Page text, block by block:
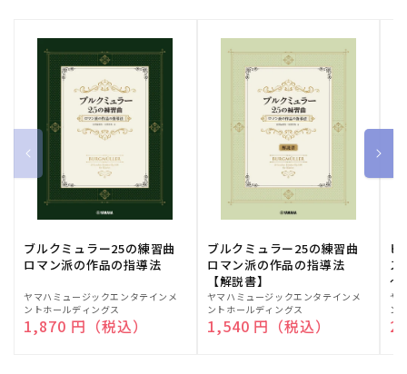
ブルクミュラー25の練習曲
ロマン派の作品の指導法
販
売
元:
ヤマハミュージックエンタテインメ
ントホールディングス
通常価格
1,870 円（税込）
ブルクミュラー25の練習曲
ロマン派の作品の指導法
【解説書】
販
売
元:
ヤマハミュージックエンタテインメ
ントホールディングス
通常価格
1,540 円（税込）
ピ
ス
～
販
売
元:
ヤ
ン